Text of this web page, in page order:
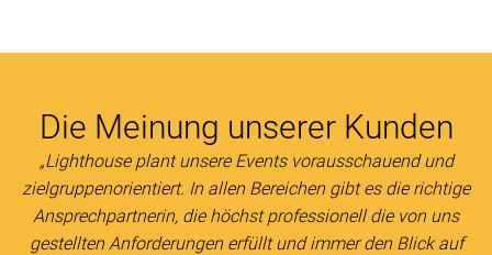
Die Meinung unserer Kunden
„Lighthouse plant unsere Events vorausschauend und
zielgruppenorientiert. In allen Bereichen gibt es die richtige
Ansprechpartnerin, die höchst professionell die von uns
gestellten Anforderungen erfüllt und immer den Blick auf